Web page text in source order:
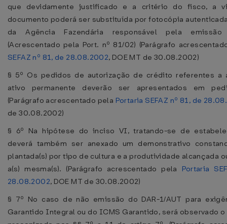
que devidamente justificado e a critério do fisco, a
documento poderá ser substituída por fotocópia
da Agência Fazendária responsável pela
(Acrescentado pela Port. nº 81/02) (Parágrafo
SEFAZ nº 81, de 28.08.2002, DOE MT de 30.08.2002)
§ 5º Os pedidos de autorização de crédito referentes a
ativo permanente deverão ser apresentados em
(Parágrafo acrescentado pela Portaria SEFAZ nº 81, de
de 30.08.2002)
§ 6º Na hipótese do inciso VI, tratando-se de
deverá também ser anexado um demonstrativo
plantada(s) por tipo de cultura e a produtividade alcançada
a(s) mesma(s). (Parágrafo acrescentado pela Portaria
28.08.2002, DOE MT de 30.08.2002)
§ 7º No caso de não emissão do DAR-1/AUT para
Garantido Integral ou do ICMS Garantido, será observado